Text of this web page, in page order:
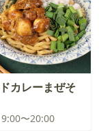
カレーまぜそ
〜20:00